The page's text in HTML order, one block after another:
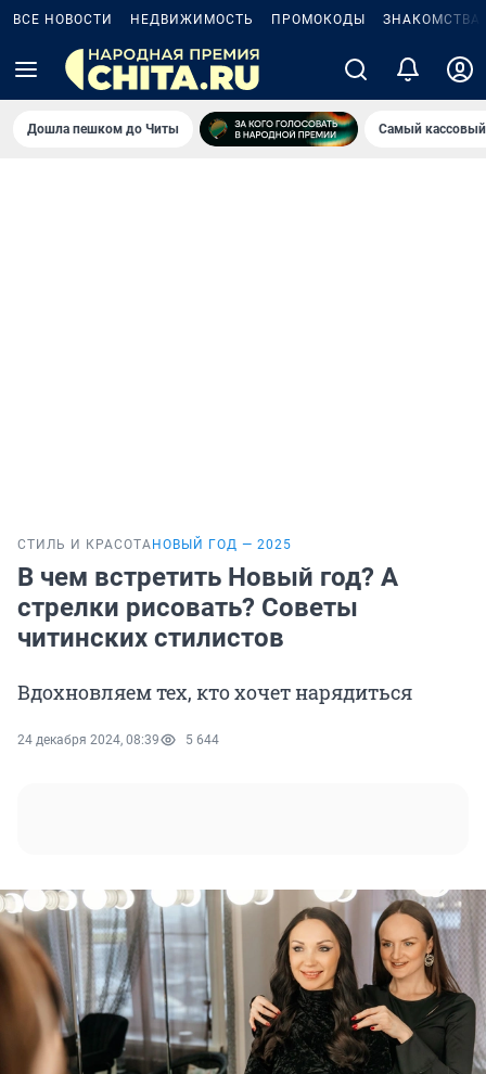
ВСЕ НОВОСТИ НЕДВИЖИМОСТЬ ПРОМОКОДЫ ЗНАКОМСТВА
Дошла пешком до Читы Самый
СТИЛЬ И КРАСОТА НОВЫЙ ГОД — 2025
В чем встретить Новый год? А
стрелки рисовать? Советы
читинских стилистов
Вдохновляем тех, кто хочет нарядиться
24 декабря 2024, 08:39 5 644